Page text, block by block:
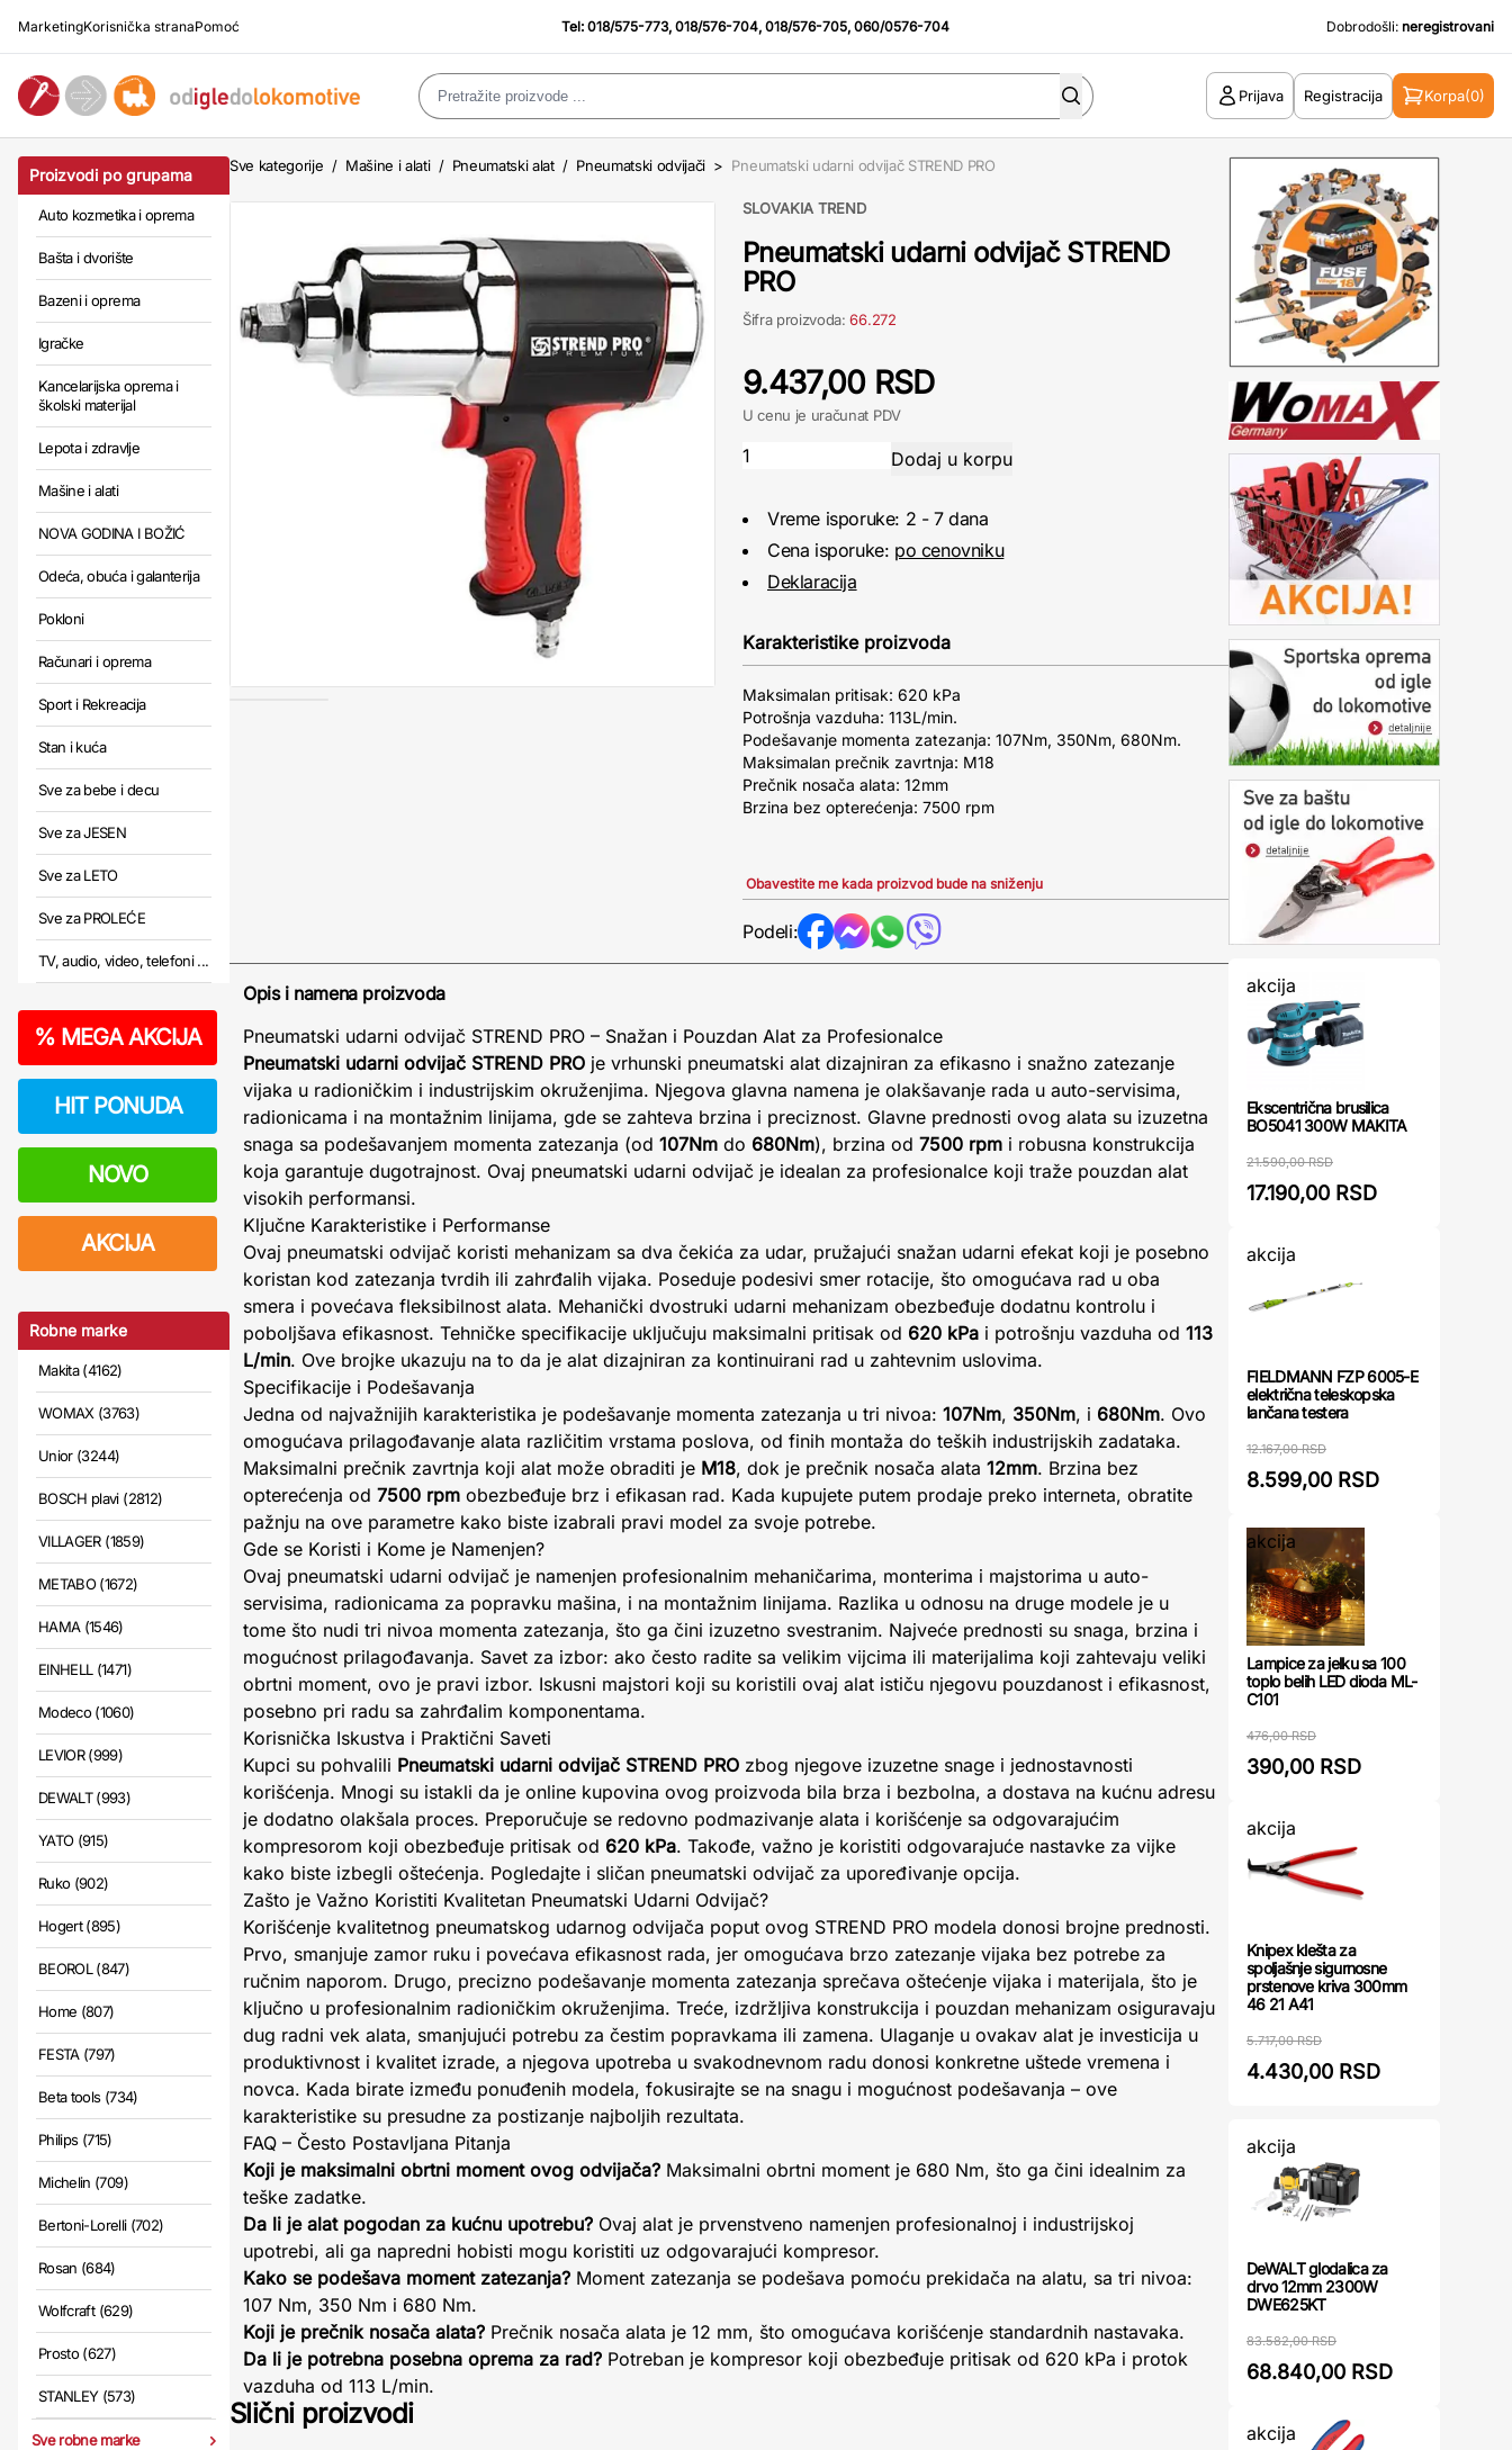
MarketingKorisnička stranaPomoć Tel:018/575-773,018/576-704,018/576-705,060/0576-704 Dobrodošli: neregistrovani
Prijava Registracija Korpa(0)
Proizvodi po grupama
Auto kozmetika i oprema
Bašta i dvorište
Bazeni i oprema
Igračke
Kancelarijska oprema i
školski materijal
Lepota i zdravlje
Mašine i alati
NOVA GODINA I BOŽIĆ
Odeća, obuća i galanterija
Pokloni
Računari i oprema
Sport i Rekreacija
Stan i kuća
Sve za bebe i decu
Sve za JESEN
Sve za LETO
Sve za PROLEĆE
TV, audio, video, telefoni ...
% MEGA AKCIJA
HIT PONUDA
NOVO
AKCIJA
Robne marke
Makita (4162)
WOMAX (3763)
Unior (3244)
BOSCH plavi (2812)
VILLAGER (1859)
METABO (1672)
HAMA (1546)
EINHELL (1471)
Modeco (1060)
LEVIOR (999)
DEWALT (993)
YATO (915)
Ruko (902)
Hogert (895)
BEOROL (847)
Home (807)
FESTA (797)
Beta tools (734)
Philips (715)
Michelin (709)
Bertoni-Lorelli (702)
Rosan (684)
Wolfcraft (629)
Prosto (627)
STANLEY (573)
Sve robne marke
Sve kategorije / Mašine i alati / Pneumatski alat / Pneumatski odvijači > Pneumatski udarni odvijač STREND PRO
SLOVAKIA TREND
Pneumatski udarni odvijač STREND
PRO
Šifra proizvoda:66.272
9.437,00 RSD
U cenu je uračunat PDV
Vreme isporuke: 2 - 7 dana
Cena isporuke: po cenovniku
Deklaracija
Karakteristike proizvoda
Maksimalan pritisak: 620 kPa
Potrošnja vazduha: 113L/min.
Podešavanje momenta zatezanja: 107Nm, 350Nm, 680Nm.
Maksimalan prečnik zavrtnja: M18
Prečnik nosača alata: 12mm
Brzina bez opterećenja: 7500 rpm
Obavestite me kada proizvod bude na sniženju
Podeli:
Opis i namena proizvoda
Pneumatski udarni odvijač STREND PRO – Snažan i Pouzdan Alat za Profesionalce
Pneumatski udarni odvijač STREND PRO je vrhunski pneumatski alat dizajniran za efikasno i snažno zatezanje
vijaka u radioničkim i industrijskim okruženjima. Njegova glavna namena je olakšavanje rada u auto-servisima,
radionicama i na montažnim linijama, gde se zahteva brzina i preciznost. Glavne prednosti ovog alata su izuzetna
snaga sa podešavanjem momenta zatezanja (od 107Nm do 680Nm), brzina od 7500 rpm i robusna konstrukcija
koja garantuje dugotrajnost. Ovaj pneumatski udarni odvijač je idealan za profesionalce koji traže pouzdan alat
visokih performansi.
Ključne Karakteristike i Performanse
Ovaj pneumatski odvijač koristi mehanizam sa dva čekića za udar, pružajući snažan udarni efekat koji je posebno
koristan kod zatezanja tvrdih ili zahrđalih vijaka. Poseduje podesivi smer rotacije, što omogućava rad u oba
smera i povećava fleksibilnost alata. Mehanički dvostruki udarni mehanizam obezbeđuje dodatnu kontrolu i
poboljšava efikasnost. Tehničke specifikacije uključuju maksimalni pritisak od 620 kPa i potrošnju vazduha od 113
L/min. Ove brojke ukazuju na to da je alat dizajniran za kontinuirani rad u zahtevnim uslovima.
Specifikacije i Podešavanja
Jedna od najvažnijih karakteristika je podešavanje momenta zatezanja u tri nivoa: 107Nm, 350Nm, i 680Nm. Ovo
omogućava prilagođavanje alata različitim vrstama poslova, od finih montaža do teških industrijskih zadataka.
Maksimalni prečnik zavrtnja koji alat može obraditi je M18, dok je prečnik nosača alata 12mm. Brzina bez
opterećenja od 7500 rpm obezbeđuje brz i efikasan rad. Kada kupujete putem prodaje preko interneta, obratite
pažnju na ove parametre kako biste izabrali pravi model za svoje potrebe.
Gde se Koristi i Kome je Namenjen?
Ovaj pneumatski udarni odvijač je namenjen profesionalnim mehaničarima, monterima i majstorima u auto-
servisima, radionicama za popravku mašina, i na montažnim linijama. Razlika u odnosu na druge modele je u
tome što nudi tri nivoa momenta zatezanja, što ga čini izuzetno svestranim. Najveće prednosti su snaga, brzina i
mogućnost prilagođavanja. Savet za izbor: ako često radite sa velikim vijcima ili materijalima koji zahtevaju veliki
obrtni moment, ovo je pravi izbor. Iskusni majstori koji su koristili ovaj alat ističu njegovu pouzdanost i efikasnost,
posebno pri radu sa zahrđalim komponentama.
Korisnička Iskustva i Praktični Saveti
Kupci su pohvalili Pneumatski udarni odvijač STREND PRO zbog njegove izuzetne snage i jednostavnosti
korišćenja. Mnogi su istakli da je online kupovina ovog proizvoda bila brza i bezbolna, a dostava na kućnu adresu
je dodatno olakšala proces. Preporučuje se redovno podmazivanje alata i korišćenje sa odgovarajućim
kompresorom koji obezbeđuje pritisak od 620 kPa. Takođe, važno je koristiti odgovarajuće nastavke za vijke
kako biste izbegli oštećenja. Pogledajte i sličan pneumatski odvijač za upoređivanje opcija.
Zašto je Važno Koristiti Kvalitetan Pneumatski Udarni Odvijač?
Korišćenje kvalitetnog pneumatskog udarnog odvijača poput ovog STREND PRO modela donosi brojne prednosti.
Prvo, smanjuje zamor ruku i povećava efikasnost rada, jer omogućava brzo zatezanje vijaka bez potrebe za
ručnim naporom. Drugo, precizno podešavanje momenta zatezanja sprečava oštećenje vijaka i materijala, što je
ključno u profesionalnim radioničkim okruženjima. Treće, izdržljiva konstrukcija i pouzdan mehanizam osiguravaju
dug radni vek alata, smanjujući potrebu za čestim popravkama ili zamena. Ulaganje u ovakav alat je investicija u
produktivnost i kvalitet izrade, a njegova upotreba u svakodnevnom radu donosi konkretne uštede vremena i
novca. Kada birate između ponuđenih modela, fokusirajte se na snagu i mogućnost podešavanja – ove
karakteristike su presudne za postizanje najboljih rezultata.
FAQ – Često Postavljana Pitanja
Koji je maksimalni obrtni moment ovog odvijača? Maksimalni obrtni moment je 680 Nm, što ga čini idealnim za
teške zadatke.
Da li je alat pogodan za kućnu upotrebu? Ovaj alat je prvenstveno namenjen profesionalnoj i industrijskoj
upotrebi, ali ga napredni hobisti mogu koristiti uz odgovarajući kompresor.
Kako se podešava moment zatezanja? Moment zatezanja se podešava pomoću prekidača na alatu, sa tri nivoa:
107 Nm, 350 Nm i 680 Nm.
Koji je prečnik nosača alata? Prečnik nosača alata je 12 mm, što omogućava korišćenje standardnih nastavaka.
Da li je potrebna posebna oprema za rad? Potreban je kompresor koji obezbeđuje pritisak od 620 kPa i protok
vazduha od 113 L/min.
Slični proizvodi
akcija
Ekscentrična brusilica
BO5041 300W MAKITA
21.590,00 RSD
17.190,00 RSD
akcija
FIELDMANN FZP 6005-E
električna teleskopska
lančana testera
12.167,00 RSD
8.599,00 RSD
akcija
Lampice za jelku sa 100
toplo belih LED dioda ML-
C101
476,00 RSD
390,00 RSD
akcija
Knipex klešta za
spoljašnje sigurnosne
prstenove kriva 300mm
46 21 A41
5.717,00 RSD
4.430,00 RSD
akcija
DeWALT glodalica za
drvo 12mm 2300W
DWE625KT
83.582,00 RSD
68.840,00 RSD
akcija